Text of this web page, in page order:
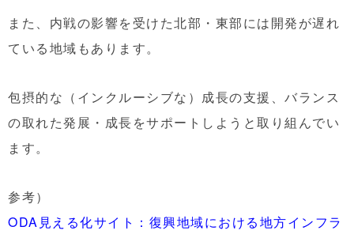
また、内戦の影響を受けた北部・東部には開発が遅れ
ている地域もあります。
包摂的な（インクルーシブな）成長の支援、バランス
の取れた発展・成長をサポートしようと取り組んでい
ます。
参考）
ODA見える化サイト：復興地域における地方インフラ